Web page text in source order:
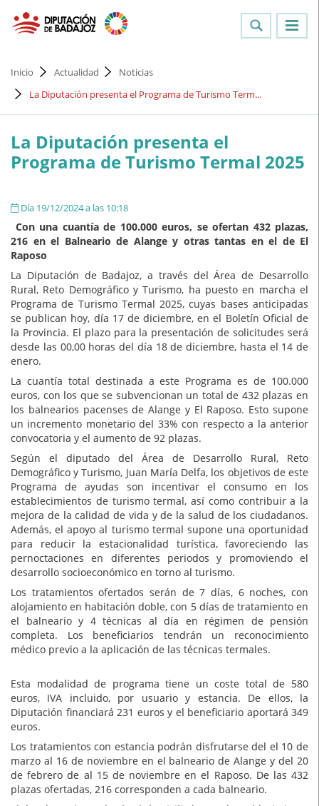
Inicio Actualidad
Noticias
La Diputación presenta el Programa de Turismo Term...
La Diputación presenta el
Programa de Turismo Termal 2025
Día 19/12/2024 a las 10:18
Con una cuantía de 100.000 euros, se ofertan 432 plazas,
216 en el Balneario de Alange y otras tantas en el de El
Raposo
La Diputación de Badajoz, a través del Área de Desarrollo
Rural, Reto Demográfico y Turismo, ha puesto en marcha el
Programa de Turismo Termal 2025, cuyas bases anticipadas
se publican hoy, día 17 de diciembre, en el Boletín Oficial de
la Provincia. El plazo para la presentación de solicitudes será
desde las 00,00 horas del día 18 de diciembre, hasta el 14 de
enero.
La cuantía total destinada a este Programa es de 100.000
euros, con los que se subvencionan un total de 432 plazas en
los balnearios pacenses de Alange y El Raposo. Esto supone
un incremento monetario del 33% con respecto a la anterior
convocatoria y el aumento de 92 plazas.
Según el diputado del Área de Desarrollo Rural, Reto
Demográfico y Turismo, Juan María Delfa, los objetivos de este
Programa de ayudas son incentivar el consumo en los
establecimientos de turismo termal, así como contribuir a la
mejora de la calidad de vida y de la salud de los ciudadanos.
Además, el apoyo al turismo termal supone una oportunidad
para reducir la estacionalidad turística, favoreciendo las
pernoctaciones en diferentes periodos y promoviendo el
desarrollo socioeconómico en torno al turismo.
Los tratamientos ofertados serán de 7 días, 6 noches, con
alojamiento en habitación doble, con 5 días de tratamiento en
el balneario y 4 técnicas al día en régimen de pensión
completa. Los beneficiarios tendrán un reconocimiento
médico previo a la aplicación de las técnicas termales.
Esta modalidad de programa tiene un coste total de 580
euros, IVA incluido, por usuario y estancia. De ellos, la
Diputación financiará 231 euros y el beneficiario aportará 349
euros.
Los tratamientos con estancia podrán disfrutarse del el 10 de
marzo al 16 de noviembre en el balneario de Alange y del 20
de febrero de al 15 de noviembre en el Raposo. De las 432
plazas ofertadas, 216 corresponden a cada balneario.